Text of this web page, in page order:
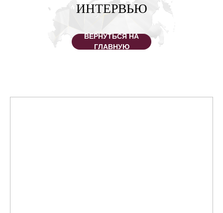
ИНТЕРВЬЮ
ВЕРНУТЬСЯ НА
ГЛАВНУЮ